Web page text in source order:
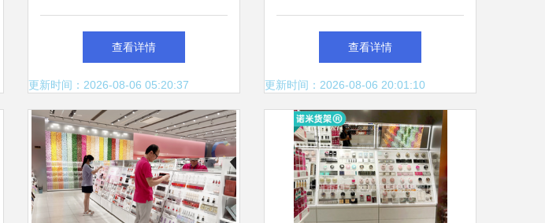
化妆品厂
查看详情
更新时间：2026-08-06 05:20:37
活助力小本创业新思路
查看详情
更新时间：2026-08-06 20:01:10